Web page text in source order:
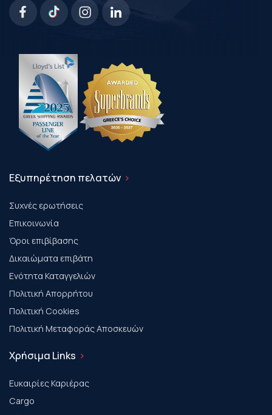
Εξυπηρέτηση πελατών
Συχνές ερωτήσεις
Επικοινωνία
Όροι επιβίβασης
Δικαιώματα επιβάτη
Ενότητα Καταγγελιών
Πολιτική Απορρήτου
Πολιτική Cookies
Πολιτική Μεταφοράς Αποσκευών
Χρήσιμα Links
Ευκαιρίες Καριέρας
Cargo